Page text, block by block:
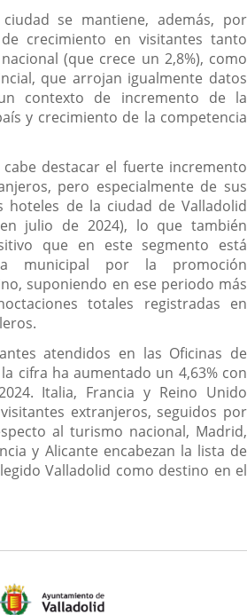
se mantiene, además, por
crecimiento en visitantes tanto
(que crece un 2,8%), como
que arrojan igualmente datos
contexto de incremento de la
y crecimiento de la competencia
destacar el fuerte incremento
pero especialmente de sus
hoteles de la ciudad de Valladolid
julio de 2024), lo que también
que en este segmento está
municipal por la promoción
suponiendo en ese periodo más
totales registradas en
atendidos en las Oficinas de
cifra ha aumentado un 4,63% con
Italia, Francia y Reino Unido
extranjeros, seguidos por
al turismo nacional, Madrid,
y Alicante encabezan la lista de
Valladolid como destino en el